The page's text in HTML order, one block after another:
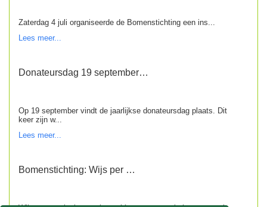
Zaterdag 4 juli organiseerde de Bomenstichting een ins...
Lees meer...
Donateursdag 19 september…
Op 19 september vindt de jaarlijkse donateursdag plaats. Dit
keer zijn w...
Lees meer...
Bomenstichting: Wijs per …